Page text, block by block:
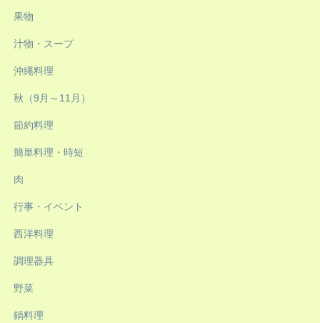
果物
汁物・スープ
沖縄料理
秋（9月～11月）
節約料理
簡単料理・時短
肉
行事・イベント
西洋料理
調理器具
野菜
鍋料理